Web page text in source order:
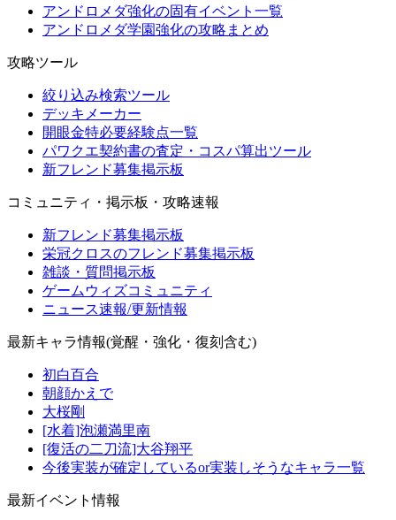
アンドロメダ強化の固有イベント一覧
アンドロメダ学園強化の攻略まとめ
攻略ツール
絞り込み検索ツール
デッキメーカー
開眼金特必要経験点一覧
パワクエ契約書の査定・コスパ算出ツール
新フレンド募集掲示板
コミュニティ・掲示板・攻略速報
新フレンド募集掲示板
栄冠クロスのフレンド募集掲示板
雑談・質問掲示板
ゲームウィズコミュニティ
ニュース速報/更新情報
最新キャラ情報(覚醒・強化・復刻含む)
初白百合
朝顔かえで
大桜剛
[水着]泡瀬満里南
[復活の二刀流]大谷翔平
今後実装が確定しているor実装しそうなキャラ一覧
最新イベント情報